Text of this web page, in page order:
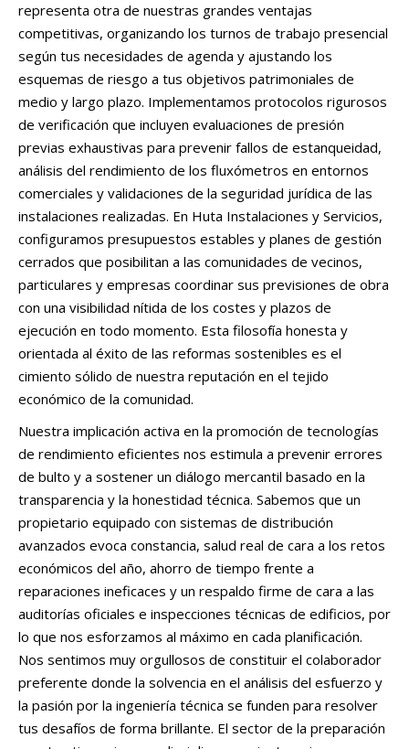
representa otra de nuestras grandes ventajas
competitivas, organizando los turnos de trabajo presencial
según tus necesidades de agenda y ajustando los
esquemas de riesgo a tus objetivos patrimoniales de
medio y largo plazo. Implementamos protocolos rigurosos
de verificación que incluyen evaluaciones de presión
previas exhaustivas para prevenir fallos de estanqueidad,
análisis del rendimiento de los fluxómetros en entornos
comerciales y validaciones de la seguridad jurídica de las
instalaciones realizadas. En Huta Instalaciones y Servicios,
configuramos presupuestos estables y planes de gestión
cerrados que posibilitan a las comunidades de vecinos,
particulares y empresas coordinar sus previsiones de obra
con una visibilidad nítida de los costes y plazos de
ejecución en todo momento. Esta filosofía honesta y
orientada al éxito de las reformas sostenibles es el
cimiento sólido de nuestra reputación en el tejido
económico de la comunidad.
Nuestra implicación activa en la promoción de tecnologías
de rendimiento eficientes nos estimula a prevenir errores
de bulto y a sostener un diálogo mercantil basado en la
transparencia y la honestidad técnica. Sabemos que un
propietario equipado con sistemas de distribución
avanzados evoca constancia, salud real de cara a los retos
económicos del año, ahorro de tiempo frente a
reparaciones ineficaces y un respaldo firme de cara a las
auditorías oficiales e inspecciones técnicas de edificios, por
lo que nos esforzamos al máximo en cada planificación.
Nos sentimos muy orgullosos de constituir el colaborador
preferente donde la solvencia en el análisis del esfuerzo y
la pasión por la ingeniería técnica se funden para resolver
tus desafíos de forma brillante. El sector de la preparación